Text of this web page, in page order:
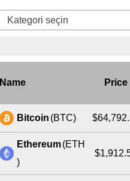
Kategoriler
Name Price
Bitcoin (BTC)
Ethereum (ETH
)